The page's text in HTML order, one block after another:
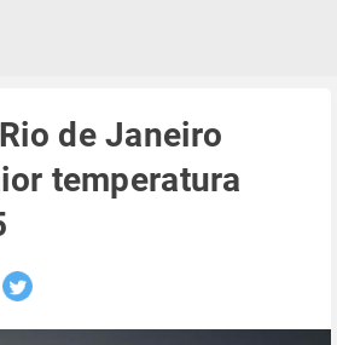
de Janeiro
temperatura